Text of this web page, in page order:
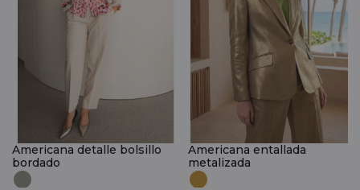
Americana detalle bolsillo
bordado
Americana entallada
metalizada